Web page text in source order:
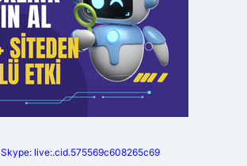
Skype: live:.cid.575569c608265c69